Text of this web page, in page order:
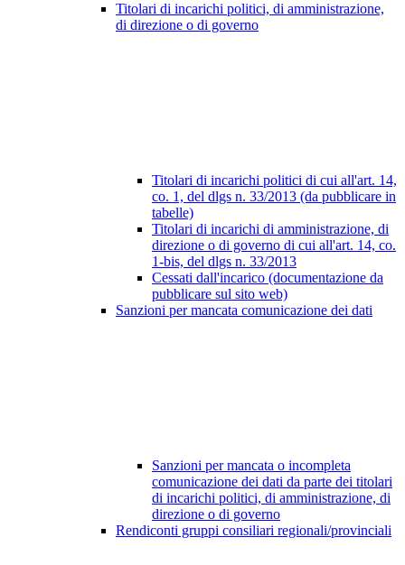
Titolari di incarichi politici, di amministrazione,
di direzione o di governo
Titolari di incarichi politici di cui all'art. 14,
co. 1, del dlgs n. 33/2013 (da pubblicare in
tabelle)
Titolari di incarichi di amministrazione, di
direzione o di governo di cui all'art. 14, co.
1-bis, del dlgs n. 33/2013
Cessati dall'incarico (documentazione da
pubblicare sul sito web)
Sanzioni per mancata comunicazione dei dati
Sanzioni per mancata o incompleta
comunicazione dei dati da parte dei titolari
di incarichi politici, di amministrazione, di
direzione o di governo
Rendiconti gruppi consiliari regionali/provinciali